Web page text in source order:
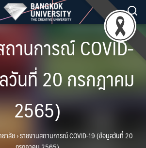
านการณ์ COVID-
วันที่ 20 กรกฎาคม
2565)
ยาลัย›รายงานสถานการณ์ COVID-19 (ข้อมูลวันที่ 20